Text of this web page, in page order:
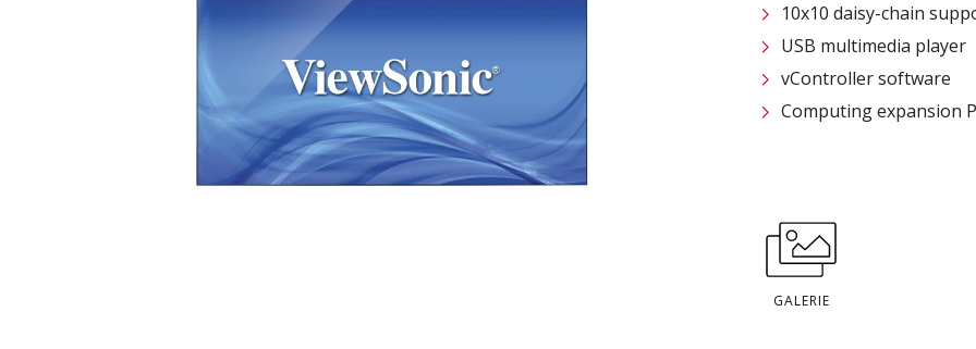
10x10 daisy-chain
USB multimedia player
vController software
Computing expansion
GALERIE